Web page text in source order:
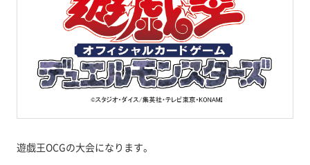
遊戯王OCGの大会になります。